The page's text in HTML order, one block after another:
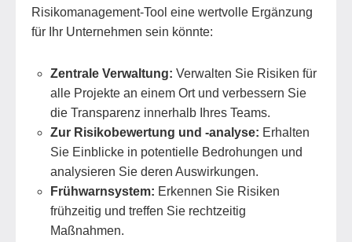
Risikomanagement-Tool eine wertvolle Ergänzung
für Ihr Unternehmen sein könnte:
Zentrale Verwaltung: Verwalten Sie Risiken für
alle Projekte an einem Ort und verbessern Sie
die Transparenz innerhalb Ihres Teams.
Zur Risikobewertung und -analyse: Erhalten
Sie Einblicke in potentielle Bedrohungen und
analysieren Sie deren Auswirkungen.
Frühwarnsystem: Erkennen Sie Risiken
frühzeitig und treffen Sie rechtzeitig
Maßnahmen.